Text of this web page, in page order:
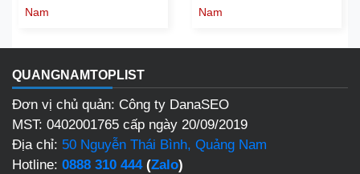
Nam
Nam
QUANGNAMTOPLIST
Đơn vị chủ quản: Công ty DanaSEO
MST: 0402001765 cấp ngày 20/09/2019
Địa chỉ: 50 Nguyễn Thái Bình, Quảng Nam
Hotline: 0888 310 444(Zalo)